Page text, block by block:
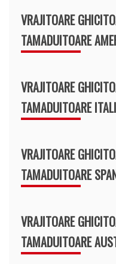
VRAJITOARE
TAMADUITOARE
VRAJITOARE
TAMADUITOARE
VRAJITOARE
TAMADUITOARE
VRAJITOARE
TAMADUITOARE